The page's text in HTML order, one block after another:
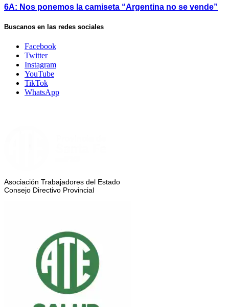
6A: Nos ponemos la camiseta “Argentina no se vende”
Buscanos en las redes sociales
Facebook
Twitter
Instagram
YouTube
TikTok
WhatsApp
Asociación Trabajadores del Estado
Consejo Directivo Provincial